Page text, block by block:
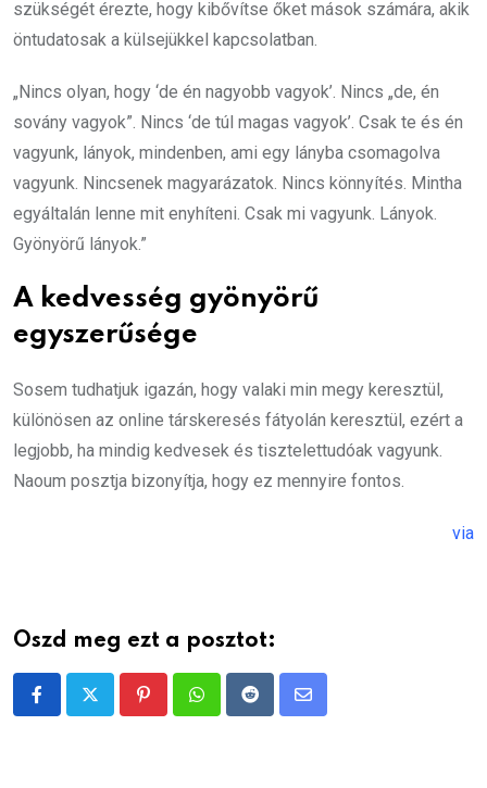
szükségét érezte, hogy kibővítse őket mások számára, akik
öntudatosak a külsejükkel kapcsolatban.
„Nincs olyan, hogy ‘de én nagyobb vagyok’. Nincs „de, én
sovány vagyok”. Nincs ‘de túl magas vagyok’. Csak te és én
vagyunk, lányok, mindenben, ami egy lányba csomagolva
vagyunk. Nincsenek magyarázatok. Nincs könnyítés. Mintha
egyáltalán lenne mit enyhíteni. Csak mi vagyunk. Lányok.
Gyönyörű lányok.”
A kedvesség gyönyörű
egyszerűsége
Sosem tudhatjuk igazán, hogy valaki min megy keresztül,
különösen az online társkeresés fátyolán keresztül, ezért a
legjobb, ha mindig kedvesek és tisztelettudóak vagyunk.
Naoum posztja bizonyítja, hogy ez mennyire fontos.
via
Oszd meg ezt a posztot:
PinterestWhatsappRedditShare